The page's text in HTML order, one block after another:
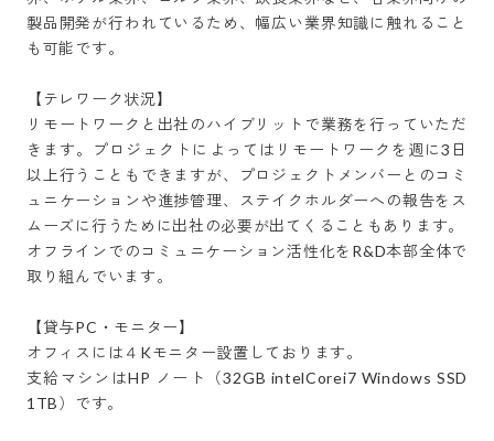
製品開発が行われているため、幅広い業界知識に触れること
も可能です。
【テレワーク状況】
リモートワークと出社のハイブリットで業務を行っていただ
きます。プロジェクトによってはリモートワークを週に3日
以上行うこともできますが、プロジェクトメンバーとのコミ
ュニケーションや進捗管理、ステイクホルダーへの報告をス
ムーズに行うために出社の必要が出てくることもあります。
オフラインでのコミュニケーション活性化をR&D本部全体で
取り組んでいます。
【貸与PC・モニター】
オフィスには４Kモニター設置しております。
支給マシンはHP ノート（32GB intelCorei7 Windows SSD
1TB）です。